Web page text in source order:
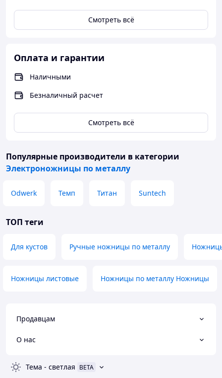
Смотреть всё
Оплата и гарантии
Наличными
Безналичный расчет
Смотреть всё
Популярные производители в категории
Электроножницы по металлу
Odwerk Темп Титан Suntech
ТОП теги
Для кустов Ручные ножницы по металлу
Ножницы листовые Ножницы по металлу Ножницы
Продавцам
О нас
Тема - светлая BETA